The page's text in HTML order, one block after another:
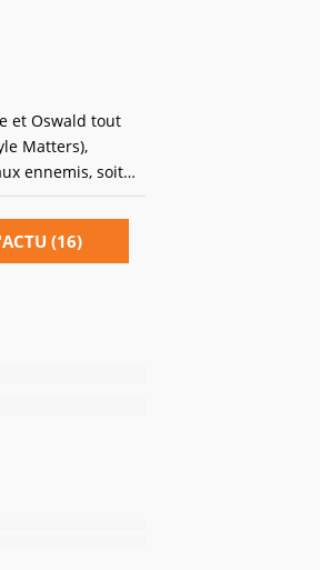
et Oswald tout
Matters),
ennemis, soit
invincibilité
(16)